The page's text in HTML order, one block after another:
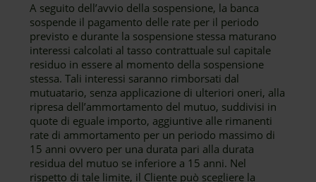
A seguito dell’avvio della sospensione, la banca
sospende il pagamento delle rate per il periodo
previsto e durante la sospensione stessa maturano
interessi calcolati al tasso contrattuale sul capitale
residuo in essere al momento della sospensione
stessa. Tali interessi saranno rimborsati dal
mutuatario, senza applicazione di ulteriori oneri, alla
ripresa dell’ammortamento del mutuo, suddivisi in
quote di eguale importo, aggiuntive alle rimanenti
rate di ammortamento per un periodo massimo di
15 anni ovvero per una durata pari alla durata
residua del mutuo se inferiore a 15 anni. Nel
rispetto di tale limite, il Cliente può scegliere la